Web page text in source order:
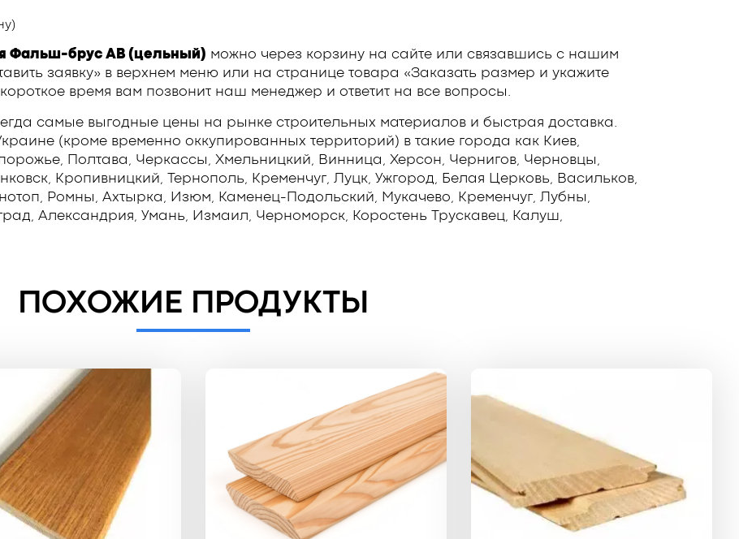
Фальш-брус АВ (цельный) можно через корзину на сайте или связавшись с нашим
заявку» в верхнем меню или на странице товара «Заказать размер и укажите
время вам позвонит наш менеджер и ответит на все вопросы.
самые выгодные цены на рынке строительных материалов и быстрая доставка.
(кроме временно оккупированных территорий) в такие города как Киев,
Полтава, Черкассы, Хмельницкий, Винница, Херсон, Чернигов, Черновцы,
Кропивницкий, Тернополь, Кременчуг, Луцк, Ужгород, Белая Церковь, Васильков,
Ромны, Ахтырка, Изюм, Каменец-Подольский, Мукачево, Кременчуг, Лубны,
Александрия, Умань, Измаил, Черноморск, Коростень Трускавец, Калуш,
ПОХОЖИЕ ПРОДУКТЫ